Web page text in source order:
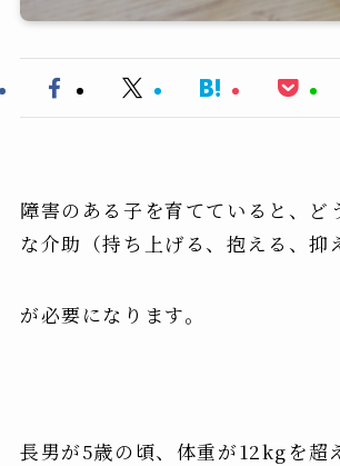
障害のある子を育てていると、ど
な介助（持ち上げる、抱える、抑
が必要になります。
長男が5歳の頃、体重が12kgを超